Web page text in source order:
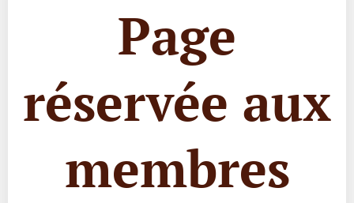
Page
réservée aux
membres